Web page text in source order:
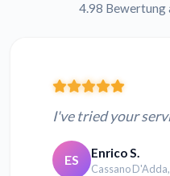
4.98 Bewertung
I've tried your
ES Enrico S.
Cassano